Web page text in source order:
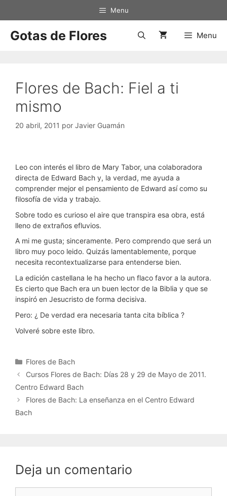
Menu
Gotas de Flores Menu
Flores de Bach: Fiel a ti
mismo
20 abril, 2011 por Javier Guamán
Leo con interés el libro de Mary Tabor, una colaboradora
directa de Edward Bach y, la verdad, me ayuda a
comprender mejor el pensamiento de Edward así como su
filosofía de vida y trabajo.
Sobre todo es curioso el aire que transpira esa obra, está
lleno de extraños efluvios.
A mi me gusta; sinceramente. Pero comprendo que será un
libro muy poco leido. Quizás lamentablemente, porque
necesita recontextualizarse para entenderse bien.
La edición castellana le ha hecho un flaco favor a la autora.
Es cierto que Bach era un buen lector de la Biblia y que se
inspiró en Jesucristo de forma decisiva.
Pero: ¿ De verdad era necesaria tanta cita bíblica ?
Volveré sobre este libro.
Categorías
Flores de Bach
Cursos Flores de Bach: Días 28 y 29 de Mayo de 2011.
Centro Edward Bach
Flores de Bach: La enseñanza en el Centro Edward
Bach
Deja un comentario